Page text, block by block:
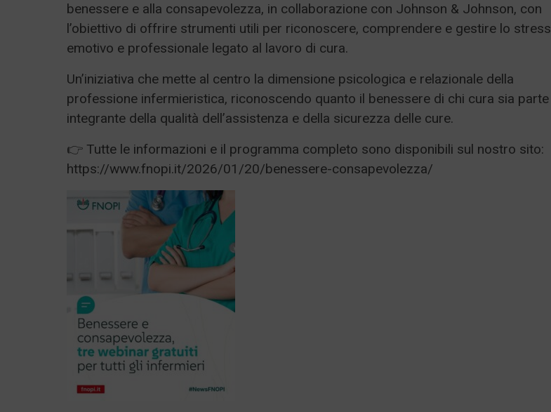
benessere e alla consapevolezza, in collaborazione con Johnson & Johnson, con
l’obiettivo di offrire strumenti utili per riconoscere, comprendere e gestire lo stress
emotivo e professionale legato al lavoro di cura.
Un’iniziativa che mette al centro la dimensione psicologica e relazionale della
professione infermieristica, riconoscendo quanto il benessere di chi cura sia parte
integrante della qualità dell’assistenza e della sicurezza delle cure.
👉 Tutte le informazioni e il programma completo sono disponibili sul nostro sito:
https://www.fnopi.it/2026/01/20/benessere-consapevolezza/